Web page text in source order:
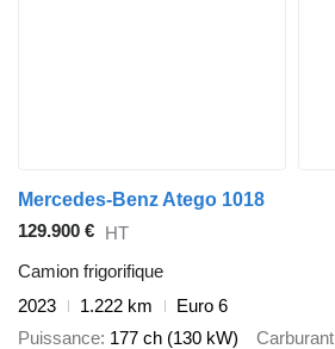
Mercedes-Benz Atego 1018
129.900 € HT
Camion frigorifique
2023
1.222 km
Euro 6
Puissance 177 ch (130 kW) Carburant